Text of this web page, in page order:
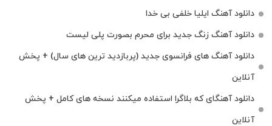
دانلود آهنگ ایلیا خلفی بی خدا
دانلود آهنگ زنگ جدید برای محرم بصورت پلی لیست
دانلود آهنگ های فرانسوی جدید (پربازدید ترین های سال) + پخش
آنلاین
دانلود آهنگای که بلاگرا استفاده میکنند نسخه های کامل + پخش
آنلاین